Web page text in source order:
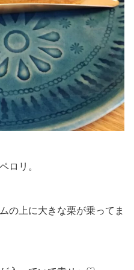
ロリ。
の上に大きな栗が乗ってま